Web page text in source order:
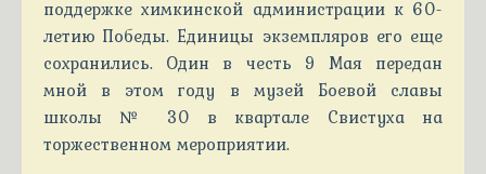
поддержке химкинской администрации к 60-
летию Победы. Единицы экземпляров его еще
сохранились. Один в честь 9 Мая передан
мной в этом году в музей Боевой славы
школы № 30 в квартале Свистуха на
торжественном мероприятии.